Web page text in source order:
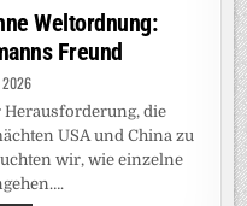
Weltordnung:
Freund
2026
die
USA und China zu
wir, wie einzelne